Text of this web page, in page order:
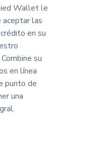
Wallet le
aceptar las
en su
su
en línea
punto de
una